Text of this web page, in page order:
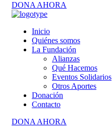
DONA AHORA
Inicio
Quiénes somos
La Fundación
Alianzas
Qué Hacemos
Eventos Solidarios
Otros Aportes
Donación
Contacto
DONA AHORA